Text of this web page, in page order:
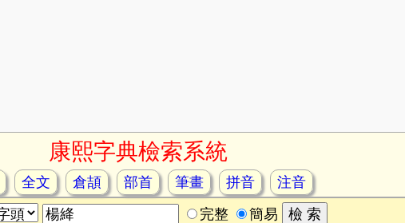
康熙字典檢索系統
全文 倉頡 部首 筆畫 拼音
注音
完整 簡易